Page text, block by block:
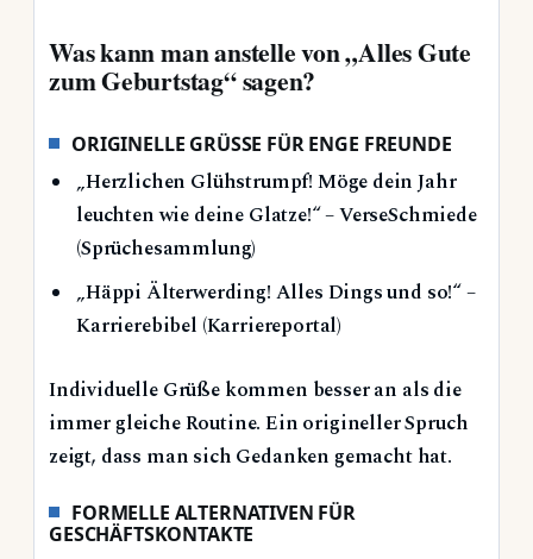
Was kann man anstelle von „Alles Gute
zum Geburtstag“ sagen?
ORIGINELLE GRÜSSE FÜR ENGE FREUNDE
„Herzlichen Glühstrumpf! Möge dein Jahr
leuchten wie deine Glatze!“ – VerseSchmiede
(Sprüchesammlung)
„Häppi Älterwerding! Alles Dings und so!“ –
Karrierebibel (Karriereportal)
Individuelle Grüße kommen besser an als die
immer gleiche Routine. Ein origineller Spruch
zeigt, dass man sich Gedanken gemacht hat.
FORMELLE ALTERNATIVEN FÜR
GESCHÄFTSKONTAKTE